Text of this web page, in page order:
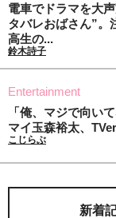
電車でドラマを大
タバレおばさん”。
高生の...
鈴木詩子
Entertainment
「俺、マジで向い
マイ玉森裕太、
こじらぶ
新着